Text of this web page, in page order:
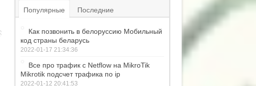
Популярные Последние
Как позвонить в белоруссию Мобильный
код страны беларусь
2022-01-17 21:34:36
Все про трафик с Netflow на MikroTik
Mikrotik подсчет трафика по ip
2022-01-12 20:41:53